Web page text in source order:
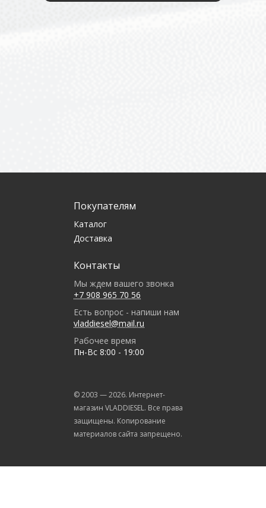
Покупателям
Каталог
Доставка
Контакты
Мы ждем вашего звонка
+7 908 965 70 56
Есть вопрос - напиши нам
vladdiesel@mail.ru
Рабочее время
Пн-Вс 8:00 - 19:00
© 2003 —2026. Интернет-
магазин VLADDIESEL. Все права
защищены. Копирование
материалов сайта запрещено.